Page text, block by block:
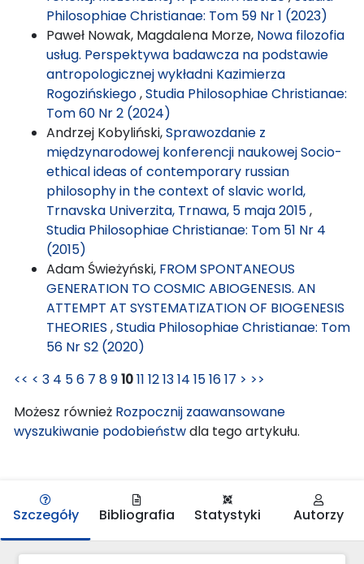
Philosophiae Christianae: Tom 59 Nr 1 (2023)
Paweł Nowak, Magdalena Morze, Nowa filozofia
usług. Perspektywa badawcza na podstawie
antropologicznej wykładni Kazimierza
Rogozińskiego,Studia Philosophiae Christianae:
Tom 60 Nr 2 (2024)
Andrzej Kobyliński,Sprawozdanie z
międzynarodowej konferencji naukowej Socio-
ethical ideas of contemporary russian
philosophy in the context of slavic world,
Trnavska Univerzita, Trnawa, 5 maja 2015,
Studia Philosophiae Christianae: Tom 51 Nr 4
(2015)
Adam Świeżyński, FROM SPONTANEOUS
GENERATION TO COSMIC ABIOGENESIS. AN
ATTEMPT AT SYSTEMATIZATION OF BIOGENESIS
THEORIES ,Studia Philosophiae Christianae: Tom
56 Nr S2 (2020)
<< < 3 4 56 7 891011 121314 151617 > >>
Możesz również Rozpocznij zaawansowane
wyszukiwanie podobieństwdla tego artykułu.
Szczegóły Bibliografia Statystyki Autorzy